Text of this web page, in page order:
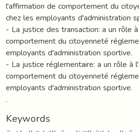
l'affirmation de comportement du
chez les employants d'administration
- La justice des transaction: a un rôle
comportement du citoyenneté
employants d'administration sportive.
- La justice réglementaire: a un rôle à
comportement du citoyenneté
employants d'administration sportive.
.
Keywords